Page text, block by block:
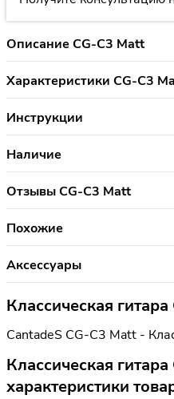
Описание CG-C3 Matt
Характеристики CG-C3
Инструкции
Наличие
Отзывы CG-C3 Matt
Похожие
Аксессуары
Классическая
CantadeS CG-C3 Matt -
Классическая
характеристики